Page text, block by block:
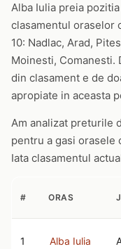
Alba Iulia preia
clasamentul oraselor
10: Nadlac, Arad,
Moinesti,
din clasament e de
apropiate in aceasta
Am analizat preturile
pentru a gasi orasele
Iata clasamentul
# ORAS
1 Alba Iulia